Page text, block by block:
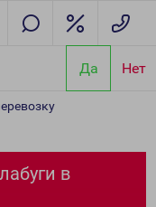
Да Нет
в